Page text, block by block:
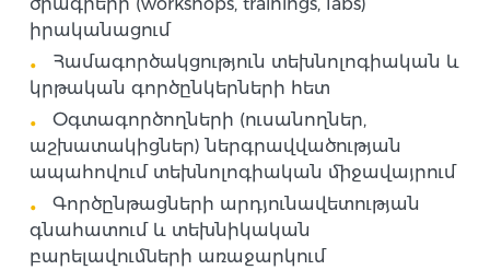
իրականացում
Համագործակցություն տեխնոլոգիական և
կրթական գործընկերների հետ
Օգտագործողների (ուսանողներ,
աշխատակիցներ) ներգրավվածության
ապահովում տեխնոլոգիական միջավայրում
Գործընթացների արդյունավետության
գնահատում և տեխնիկական
բարելավումների առաջարկում